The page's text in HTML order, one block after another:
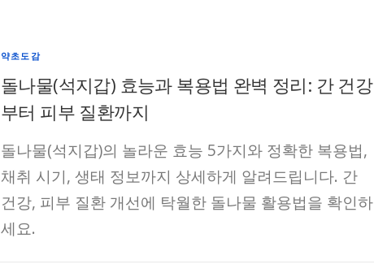
약초도감
돌나물(석지갑) 효능과 복용법 완벽 정리: 간 건강
부터 피부 질환까지
돌나물(석지갑)의 놀라운 효능 5가지와 정확한 복용법,
채취 시기, 생태 정보까지 상세하게 알려드립니다. 간
건강, 피부 질환 개선에 탁월한 돌나물 활용법을 확인하
세요.